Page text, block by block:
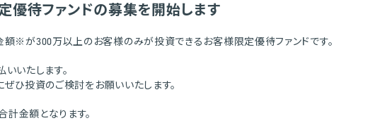
優待ファンドの募集を開始します
※が300万以上のお客様のみが投資できるお客様限定優待ファンドです。
いたします。
ひ投資のご検討をお願いいたします。
金額となります。